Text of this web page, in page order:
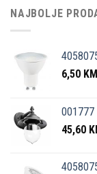
NAJBOLJE
6,50 KM
001777
45,60